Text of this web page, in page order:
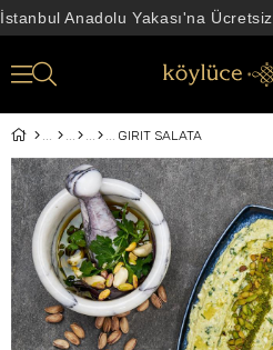
İstanbul Anadolu Yakası'na
GIRIT SALATA